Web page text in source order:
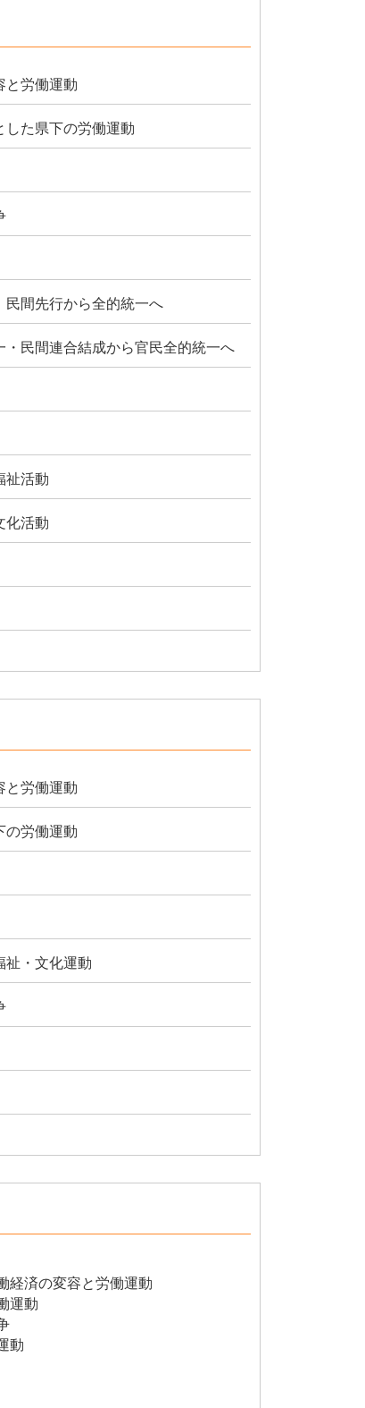
と労働運動
した県下の労働運動
間先行から全的統一へ
・民間連合結成から官民全的統一へ
祉活動
化活動
と労働運動
の労働運動
祉・文化運動
経済の変容と労働運動
運動
動